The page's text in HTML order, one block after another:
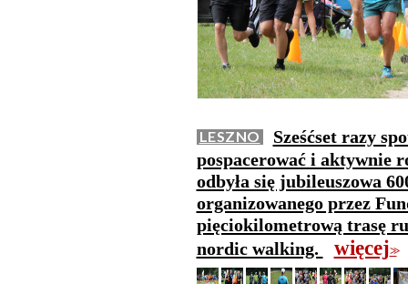
LESZNO
Sześćset razy
pospacerować i aktywnie
odbyła się jubileuszowa
organizowanego przez
pięciokilometrową trasę
nordic walking.
więcej>>